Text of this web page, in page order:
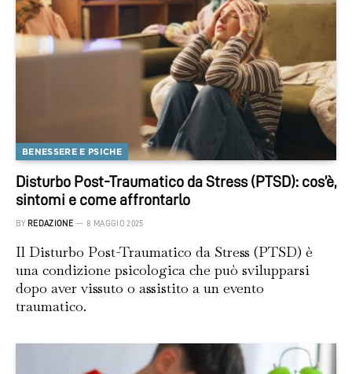
BENESSERE E PSICHE
Disturbo Post-Traumatico da Stress (PTSD): cos’è,
sintomi e come affrontarlo
BY REDAZIONE 8 MAGGIO 2025
Il Disturbo Post-Traumatico da Stress (PTSD) è
una condizione psicologica che può svilupparsi
dopo aver vissuto o assistito a un evento
traumatico.